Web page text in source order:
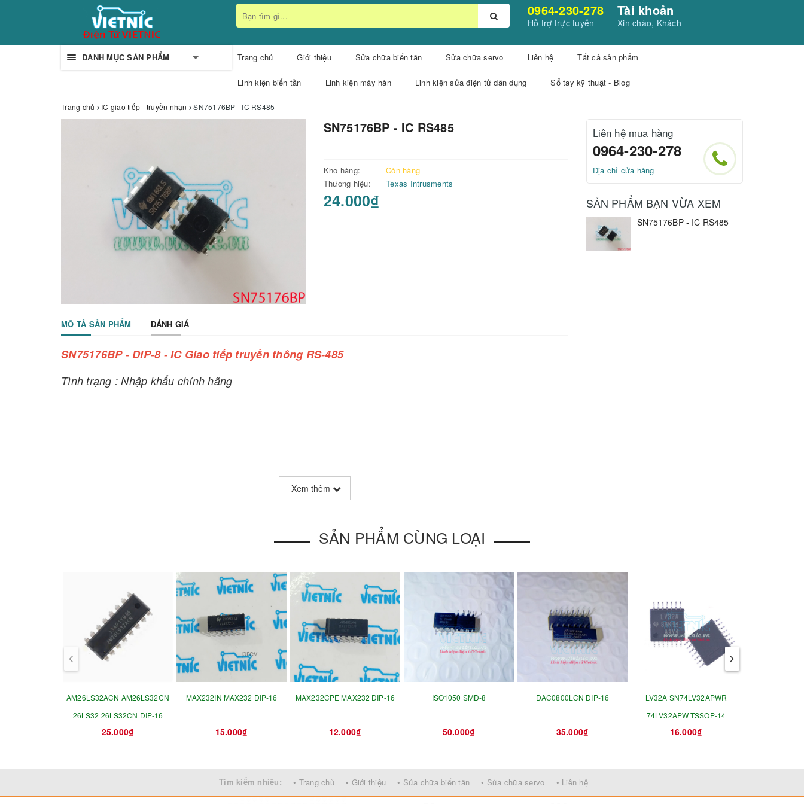
0964-230-278
Hỗ trợ trực tuyến
Tài khoản
Xin chào, Khách
DANH MỤC SẢN PHẨM Trang chủ Giới thiệu Sửa chữa biến tần Sửa chữa servo Liên hệ Tất cả sản phẩm
Linh kiện biến tần Linh kiện máy hàn Linh kiện sửa điện tử dân dụng Sổ tay kỹ thuật - Blog
Trang chủ IC giao tiếp - truyền nhận SN75176BP - IC RS485
SN75176BP - IC RS485
Kho hàng:
Còn hàng
Thương hiệu:
Texas Intrusments
24.000₫
MÔ TẢ SẢN PHẨM ĐÁNH GIÁ
SN75176BP - DIP-8 - IC Giao tiếp truyền thông RS-485
Tình trạng : Nhập khẩu chính hãng
Xem thêm
Liên hệ mua hàng
0964-230-278
Địa chỉ cửa hàng
SẢN PHẨM BẠN VỪA XEM
SN75176BP - IC RS485
SẢN PHẨM CÙNG LOẠI
AM26LS32ACN AM26LS32CN
26LS32 26LS32CN DIP-16
25.000₫
MAX232IN MAX232 DIP-16
15.000₫
MAX232CPE MAX232 DIP-16
12.000₫
ISO1050 SMD-8
50.000₫
DAC0800LCN DIP-16
35.000₫
LV32A SN74LV32APWR
74LV32APW TSSOP-14
16.000₫
prev
Tìm kiếm nhiều: • Trang chủ • Giới thiệu • Sửa chữa biến tần • Sửa chữa servo • Liên hệ